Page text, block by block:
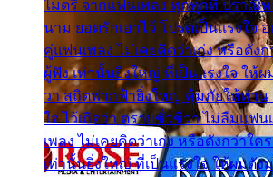
ไมตรี จากแฟนเพลง ทุกทุกที่ ปราณี
นาม ยอดรักเอาไว้ โปรดเป็นแรงใจ
คู่แฟนเพลง ไม่เคยคิดว่าเก่ง หรือดัง
ผู้ฟัง เท่านั้นยิ่งใหญ่ ที่เป็นแรงใจ ให้ผ
วา สถิตฟากฟ้ายิ่งใหญ่ คุ้มภัยให้ท่าน
ใจ ไว้เถิดว่า ตราบชั่วชีวา ไม่ลืมแฟ
เพลง ไม่เคยคิดว่าเก่ง หรือดังกว่าใ
เท่านั้นยิ่งใหญ่ ที่เป็นแรงใจ ให้ผมดัง